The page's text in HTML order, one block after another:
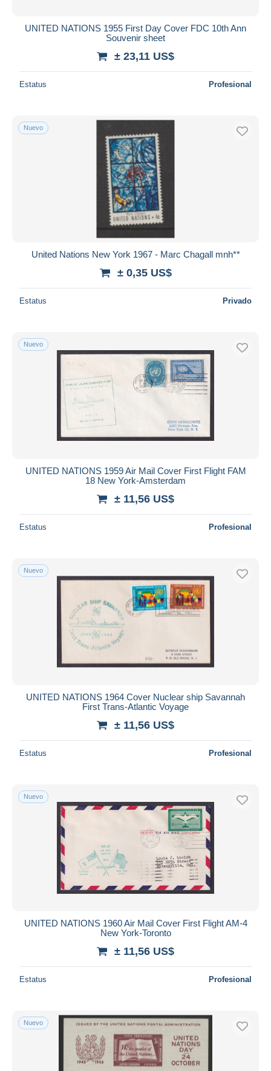
UNITED NATIONS 1955 First Day Cover FDC 10th Ann
Souvenir sheet
± 23,11 US$
Estatus Profesional
Nuevo
United Nations New York 1967 - Marc Chagall mnh**
± 0,35 US$
Estatus Privado
Nuevo
UNITED NATIONS 1959 Air Mail Cover First Flight FAM
18 New York-Amsterdam
± 11,56 US$
Estatus Profesional
Nuevo
UNITED NATIONS 1964 Cover Nuclear ship Savannah
First Trans-Atlantic Voyage
± 11,56 US$
Estatus Profesional
Nuevo
UNITED NATIONS 1960 Air Mail Cover First Flight AM-4
New York-Toronto
± 11,56 US$
Estatus Profesional
Nuevo